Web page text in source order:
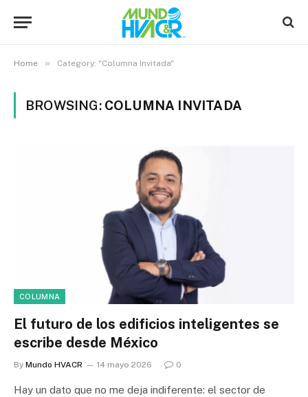
Home » Category: "Columna Invitada"
BROWSING: COLUMNA INVITADA
COLUMNA
El futuro de los edificios inteligentes se
escribe desde México
By Mundo HVACR 14 mayo 2026 0
Hay un dato que no me deja indiferente: el sector de